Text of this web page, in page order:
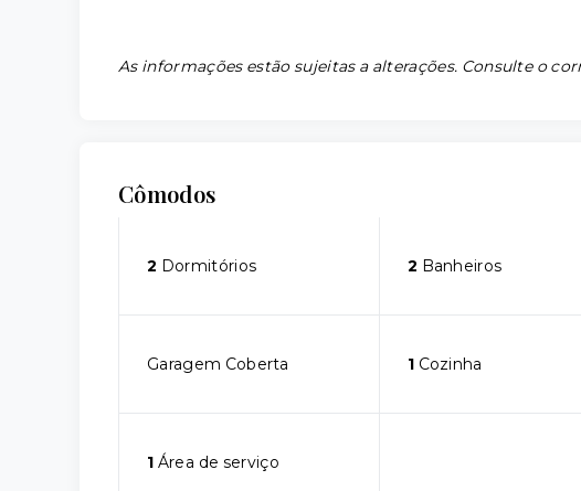
As informações estão sujeitas a alterações. Consulte o
Cômodos
2 Dormitórios 2 Banheiros
Garagem Coberta 1Cozinha
1 Área de serviço